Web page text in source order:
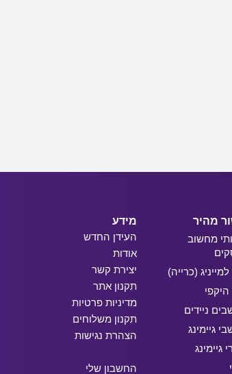
מהיר
מחשוב
למייניג (כרייה)
היקפי
ניידים
גיימינג
גיימינג
מידע
העידן החדש
אודות
יצירת קשר
תקנון אתר
מדיניות פרטיות
תקנון משלוחים
הצהרת נגישות
החשבון שלי